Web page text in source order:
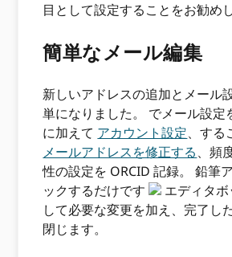
目として設定することをお勧め
簡単なメール編集
新しいアドレスの追加とメール
単になりました。 でメール設定
に加えて アカウント設定、する
メールアドレスを修正する、頻
性の設定を ORCID 記録。 鉛筆
ックするだけです
エディタ
して必要な変更を加え、完了し
閉じます。